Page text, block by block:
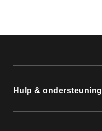
Hulp & ondersteuning